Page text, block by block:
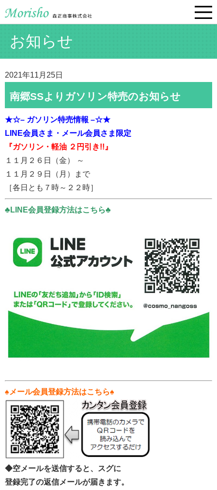
お知らせ
2021年11月25日
南郷SSよりガソリン特売のお知らせ
★☆– ガソリン特売情報 –☆★
LINE会員さま・メール会員さま限定
『ガソリン・軽油 ２円引き!!』
１１月２６日（金） ～
１１月２９日（月）まで
［各日とも７時～２２時］
♣LINE会員登録方法はこちら♣
♠メール会員登録方法はこちら♠
◆空メールを送信すると、スグに
登録完了の返信メールが届きます。